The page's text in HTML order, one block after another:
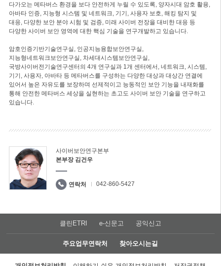
다가오는 메타버스 환경을 보다 안전하게 누릴 수 있도록, 양자시대 암호 활용,
아바타 인증, 지능형 시스템 및 네트워크, 기기, 사용자 보호, 해킹 탐지 및
대응, 다양한 보안 분야 시험 및 검증, 미래 사이버 전장을 대비한 대응 등
다양한 사이버 보안 영역에 대한 핵심 기술을 연구개발하고 있습니다.
암호인증기반기술연구실, 인공지능융합보안연구실,
지능형네트워크보안연구실, 차세대시스템보안연구실,
국방사이버전기술연구센터의 4개 연구실과 1개 센터에서, 네트워크, 시스템,
기기, 사용자, 아바타 등 메타버스를 구성하는 다양한 대상과 대상간 연결에
있어서 높은 자유도를 보장하며 선제적이고 능동적인 보안 기능을 내재화를
통해 안전한 메타버스 세상을 실현하는 초고도 사이버 보안 기술을 연구하고
있습니다.
사이버보안연구본부
본부장 김건우
연락처 042-860-5427
클린ETRI e-신문고 공익신고
주요업무연락처 찾아오시는길